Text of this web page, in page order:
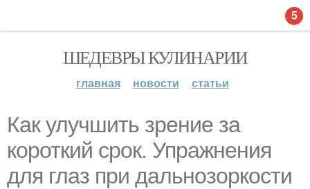
ШЕДЕВРЫ КУЛИНАРИИ
главная новости статьи
Как улучшить зрение за
короткий срок. Упражнения
для глаз при дальнозоркости
5